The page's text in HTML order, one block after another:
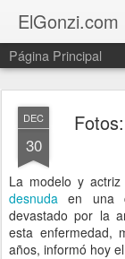
ElGonzi.com
Página Principal
DEC
30
La modelo y
desnuda en una
devastado por la
esta enfermedad,
años, informó hoy